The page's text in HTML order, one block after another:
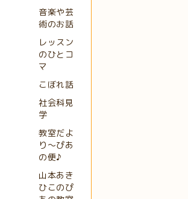
音楽や芸
術のお話
レッスン
のひとコ
マ
こぼれ話
社会科見
学
教室だよ
り～ぴあ
の便♪
山本あき
ひこのぴ